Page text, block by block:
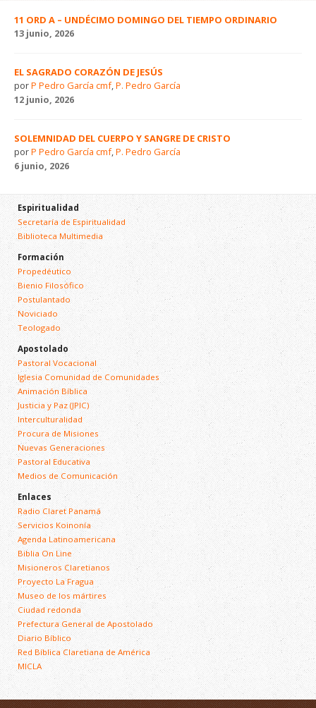
11 ORD A – UNDÉCIMO DOMINGO DEL TIEMPO ORDINARIO
13 junio, 2026
EL SAGRADO CORAZÓN DE JESÚS
porP Pedro García cmf,P. Pedro García
12 junio, 2026
SOLEMNIDAD DEL CUERPO Y SANGRE DE CRISTO
porP Pedro García cmf,P. Pedro García
6 junio, 2026
Espiritualidad
Secretaría de Espiritualidad
Biblioteca Multimedia
Formación
Propedéutico
Bienio Filosófico
Postulantado
Noviciado
Teologado
Apostolado
Pastoral Vocacional
Iglesia Comunidad de Comunidades
Animación Bíblica
Justicia y Paz (JPIC)
Interculturalidad
Procura de Misiones
Nuevas Generaciones
Pastoral Educativa
Medios de Comunicación
Enlaces
Radio Claret Panamá
Servicios Koinonía
Agenda Latinoamericana
Biblia On Line
Misioneros Claretianos
Proyecto La Fragua
Museo de los mártires
Ciudad redonda
Prefectura General de Apostolado
Diario Bíblico
Red Bíblica Claretiana de América
MICLA